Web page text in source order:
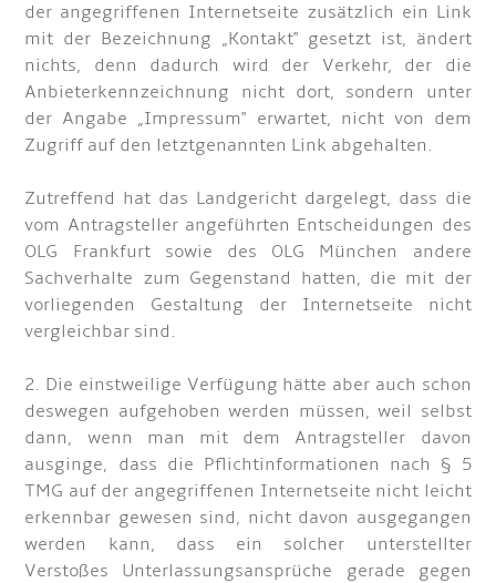
der angegriffenen Internetseite zusätzlich ein Link
mit der Bezeichnung „Kontakt" gesetzt ist, ändert
nichts, denn dadurch wird der Verkehr, der die
Anbieterkennzeichnung nicht dort, sondern unter
der Angabe „Impressum" erwartet, nicht von dem
Zugriff auf den letztgenannten Link abgehalten.
Zutreffend hat das Landgericht dargelegt, dass die
vom Antragsteller angeführten Entscheidungen des
OLG Frankfurt sowie des OLG München andere
Sachverhalte zum Gegenstand hatten, die mit der
vorliegenden Gestaltung der Internetseite nicht
vergleichbar sind.
2. Die einstweilige Verfügung hätte aber auch schon
deswegen aufgehoben werden müssen, weil selbst
dann, wenn man mit dem Antragsteller davon
ausginge, dass die Pflichtinformationen nach § 5
TMG auf der angegriffenen Internetseite nicht leicht
erkennbar gewesen sind, nicht davon ausgegangen
werden kann, dass ein solcher unterstellter
Verstoßes Unterlassungsansprüche gerade gegen